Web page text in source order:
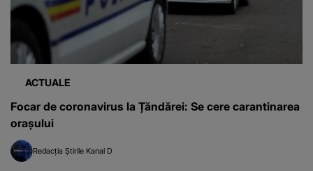
ACTUALE
Focar de coronavirus la Țăndărei: Se cere carantinarea
orașului
Redacția Știrile Kanal D